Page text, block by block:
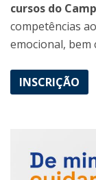
cursos do
competências
emocional, bem
INSCRIÇÃO